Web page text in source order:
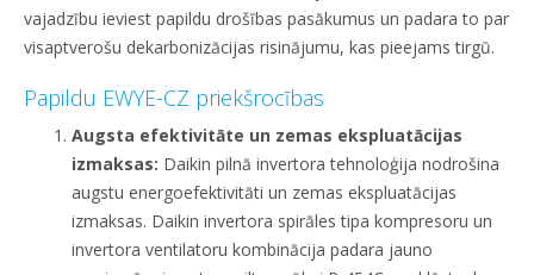
vajadzību ieviest papildu drošības pasākumus un padara to par
visaptverošu dekarbonizācijas risinājumu, kas pieejams tirgū.
Papildu EWYE-CZ priekšrocības
Augsta efektivitāte un zemas ekspluatācijas
izmaksas: Daikin pilnā invertora tehnoloģija nodrošina
augstu energoefektivitāti un zemas ekspluatācijas
izmaksas. Daikin invertora spirāles tipa kompresoru un
invertora ventilatoru kombinācija padara jauno